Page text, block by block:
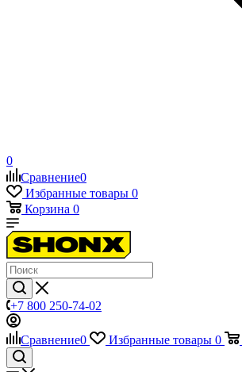
0
Сравнение0
Избранные товары 0
Корзина 0
+7 800 250-74-02
Сравнение0 Избранные товары 0